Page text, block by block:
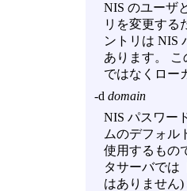
NIS のユーザ
リを変更する
ントリは NIS
あります。
ではなくロー
-d domain
NIS パスワー
ムのデフォル
使用するもの
タサーバでは
はありません)